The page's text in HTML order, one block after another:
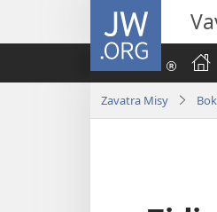
JW.ORG
Zavatra Misy